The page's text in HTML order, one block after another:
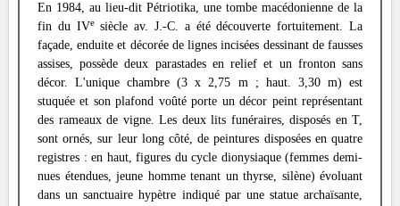
En 1984, au lieu-dit Pétriotika, une tombe macédonienne de la
fin du IVesiècle av. J.-C. a été découverte fortuitement. La
façade, enduite et décorée de lignes incisées dessinant de fausses
assises, possède deux parastades en relief et un fronton sans
décor. L'unique chambre (3 x 2,75 m ; haut. 3,30 m) est
stuquée et son plafond voûté porte un décor peint représentant
des rameaux de vigne. Les deux lits funéraires, disposés en T,
sont ornés, sur leur long côté, de peintures disposées en quatre
registres : en haut, figures du cycle dionysiaque (femmes demi-
nues étendues, jeune homme tenant un thyrse, silène) évoluant
dans un sanctuaire hypètre indiqué par une statue archaïsante,